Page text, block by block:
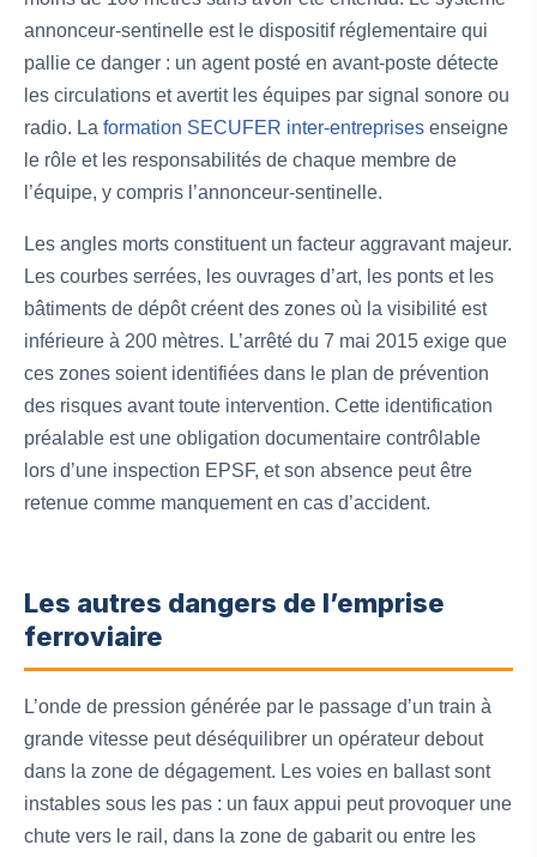
annonceur-sentinelle est le dispositif réglementaire qui
pallie ce danger : un agent posté en avant-poste détecte
les circulations et avertit les équipes par signal sonore ou
radio. La formation SECUFER inter-entreprises enseigne
le rôle et les responsabilités de chaque membre de
l’équipe, y compris l’annonceur-sentinelle.
Les angles morts constituent un facteur aggravant majeur.
Les courbes serrées, les ouvrages d’art, les ponts et les
bâtiments de dépôt créent des zones où la visibilité est
inférieure à 200 mètres. L’arrêté du 7 mai 2015 exige que
ces zones soient identifiées dans le plan de prévention
des risques avant toute intervention. Cette identification
préalable est une obligation documentaire contrôlable
lors d’une inspection EPSF, et son absence peut être
retenue comme manquement en cas d’accident.
Les autres dangers de l’emprise
ferroviaire
L’onde de pression générée par le passage d’un train à
grande vitesse peut déséquilibrer un opérateur debout
dans la zone de dégagement. Les voies en ballast sont
instables sous les pas : un faux appui peut provoquer une
chute vers le rail, dans la zone de gabarit ou entre les